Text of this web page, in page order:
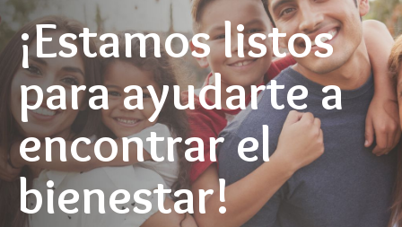
¡Estamos listos
para ayudarte a
encontrar el
bienestar!